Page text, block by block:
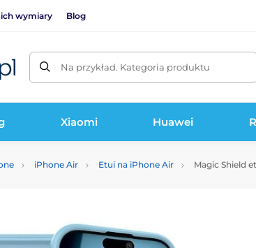
ich wymiary Blog
Na przykład. Kategoria produktu
Xiaomi Huawei
iPhone Air Etui na iPhone Air Magic Shield